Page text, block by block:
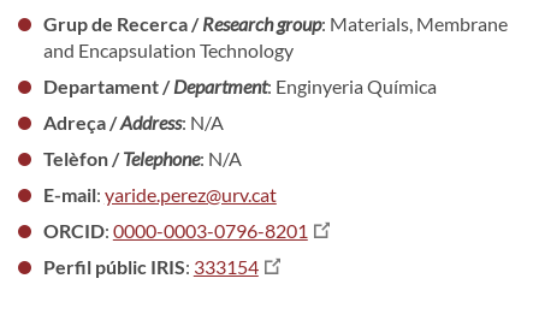
Grup de Recerca /Research group: Materials, Membrane
and Encapsulation Technology
Departament /Department: Enginyeria Química
Adreça /Address: N/A
Telèfon /Telephone: N/A
E-mail: yaride.perez@urv.cat
ORCID: 0000-0003-0796-8201
Perfil públic IRIS: 333154